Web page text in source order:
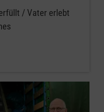
/ Vater erlebt